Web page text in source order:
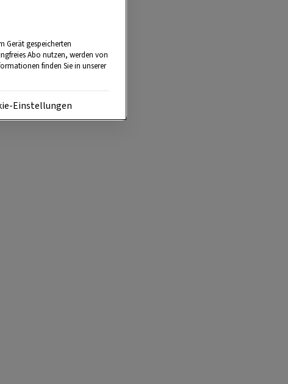
Gerät gespeicherten
Abo nutzen, werden von
finden Sie in unserer
Einstellungen